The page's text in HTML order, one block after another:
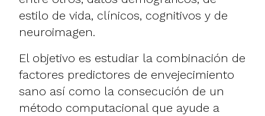
estilo de vida, clínicos, cognitivos y de
neuroimagen.
El objetivo es estudiar la combinación de
factores predictores de envejecimiento
sano así como la consecución de un
método computacional que ayude a